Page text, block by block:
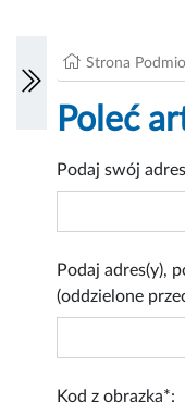
Strona
Poleć
Podaj swój
Podaj adres(y),
(oddzielone
Kod z obrazka*: